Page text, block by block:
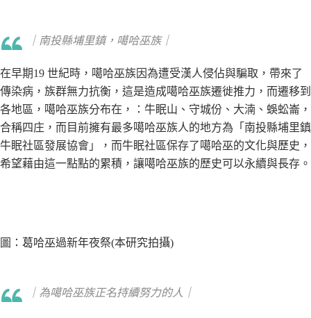
｜南投縣埔里鎮，噶哈巫族｜
在早期19 世紀時，噶哈巫族因為遭受漢人侵佔與騙取，帶來了
傳染病，族群無力抗衡，這是造成噶哈巫族遷徙推力，而遷移到
各地區，噶哈巫族分布在，：牛眠山、守城份、大湳、蜈蚣崙，
合稱四庄，而目前擁有最多噶哈巫族人的地方為「南投縣埔里鎮
牛眠社區發展協會」，而牛眠社區保存了噶哈巫的文化與歷史，
希望藉由這一點點的累積，讓噶哈巫族的歷史可以永續與長存。
圖：葛哈巫過新年夜祭(本研究拍攝)
｜為噶哈巫族正名持續努力的人｜